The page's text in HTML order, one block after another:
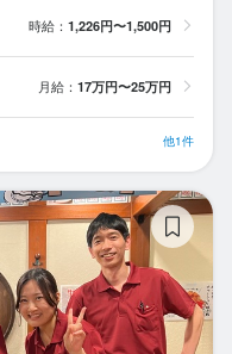
時給： 1,226円〜1,500円
月給： 17万円〜25万円
他1件